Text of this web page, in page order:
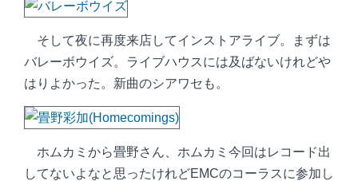
そして夜に再度来店してインストアライブ。まずは
バレーボウイズ。ライブハウスには及ばないけれどや
はりよかった。新曲のシアワセも。
ホムカミから畳野さん、ホムカミ今回はレコード出
してないよなと思ったけれどEMCのコーラスに参加し